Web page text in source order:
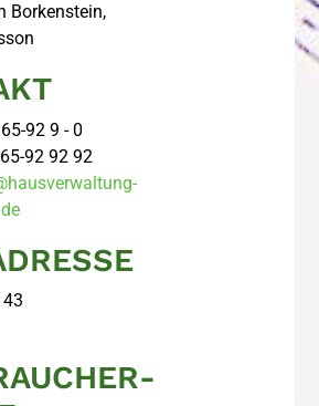
Borkenstein,
92 9 - 0
92 92 92